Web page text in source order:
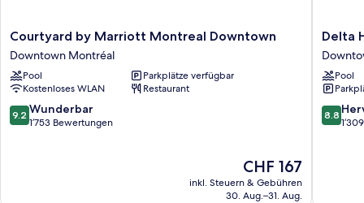
Courtyard
by
Marriott
Montreal
Downtown
Downtown
Montréal
Courtyard by Marriott Montreal Downtown
Downtown Montréal
Pool
Parkplätze verfügbar
Kostenloses WLAN
Restaurant
9.2
von
9.2 Wunderbar
1’753 Bewertungen
Der
Preis
beträgt
CHF 167
inkl. Steuern & Gebühren
30. Aug.–31. Aug.
Delta
Hotels
by
Marriott
Delta
Pool
8.8
von
8.8